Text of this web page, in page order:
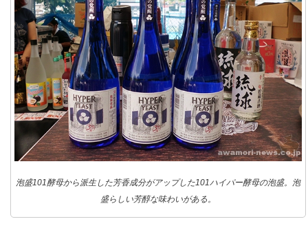
泡盛101酵母から派生した芳香成分がアップした101ハイパー酵母の泡盛。泡
盛らしい芳醇な味わいがある。